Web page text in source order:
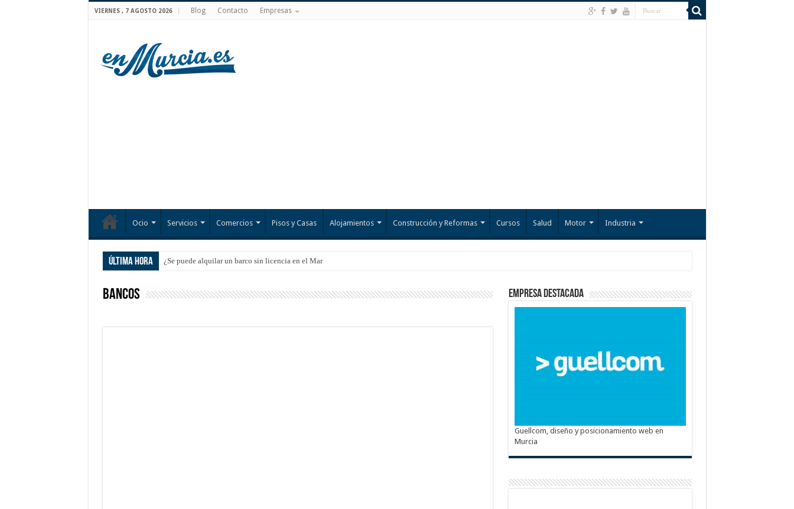
VIERNES , 7 AGOSTO 2026 Blog Contacto Empresas
Ocio Servicios Comercios Pisos y Casas Alojamientos Construcción y Reformas Cursos Salud Motor Industria
Última hora ¿Se puede alquilar un barco sin licencia en el Mar Menor?
Bancos Empresa destacada
Guellcom, diseño y posicionamiento web en
Murcia